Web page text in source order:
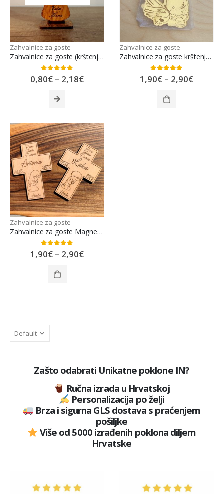
Zahvalnice za goste
Zahvalnice za goste (krštenje/pričest/sveta potvrda)
0out of 5
0,80€ – 2,18€
Zahvalnice za goste
Zahvalnice za goste krštenje, pričest ili sveta potvrda
5.00 out of 5
1,90€ – 2,90€
Zahvalnice za goste
Zahvalnice za goste Magnetići Pričest ili Krizma
0out of 5
1,90€ – 2,90€
Zašto odabrati Unikatne poklone IN?
Ručna izrada u Hrvatskoj
Personalizacija po želji
Brza i sigurna GLS dostava s praćenjem
pošiljke
Više od 5000 izrađenih poklona diljem
Hrvatske